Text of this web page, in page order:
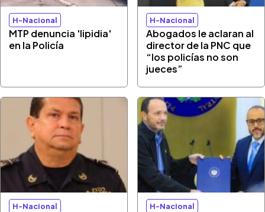
H-Nacional
MTP denuncia 'lipidia'
en la Policía
H-Nacional
Abogados le aclaran al
director de la PNC que
“los policías no son
jueces”
H-Nacional H-Nacional